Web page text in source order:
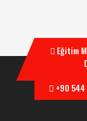
Eğitim
+90